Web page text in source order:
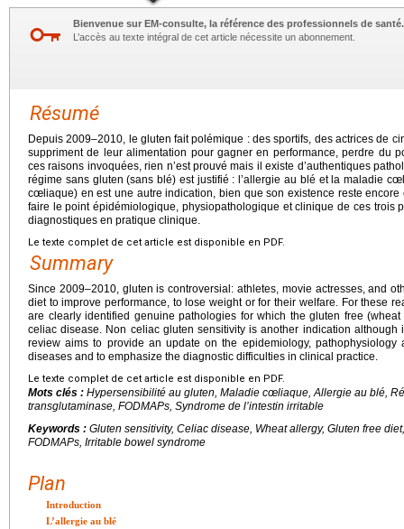
Bienvenue sur EM-consulte, la référence des professionnels de santé.
L’accès au texte intégral de cet article nécessite un abonnement.
Résumé
Depuis 2009–2010, le gluten fait polémique : des sportifs, des actrices de
suppriment de leur alimentation pour gagner en performance, perdre du
ces raisons invoquées, rien n’est prouvé mais il existe d’authentiques
régime sans gluten (sans blé) est justifié : l’allergie au blé et la maladie
cœliaque) en est une autre indication, bien que son existence reste
faire le point épidémiologique, physiopathologique et clinique de ces trois
diagnostiques en pratique clinique.
Le texte complet de cet article est disponible en PDF.
Summary
Since 2009–2010, gluten is controversial: athletes, movie actresses, and
diet to improve performance, to lose weight or for their welfare. For these
are clearly identified genuine pathologies for which the gluten free
celiac disease. Non celiac gluten sensitivity is another indication although
review aims to provide an update on the epidemiology,
diseases and to emphasize the diagnostic difficulties in clinical practice.
Le texte complet de cet article est disponible en PDF.
Mots clés : Hypersensibilité au gluten, Maladie cœliaque, Allergie au blé,
transglutaminase, FODMAPs, Syndrome de l’intestin irritable
Keywords : Gluten sensitivity, Celiac disease, Wheat allergy, Gluten free
FODMAPs, Irritable bowel syndrome
Plan
Introduction
L’allergie au blé